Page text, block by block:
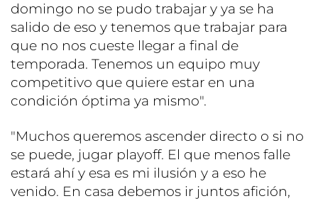
domingo no se pudo trabajar y ya se ha
salido de eso y tenemos que trabajar para
que no nos cueste llegar a final de
temporada. Tenemos un equipo muy
competitivo que quiere estar en una
condición óptima ya mismo".
"Muchos queremos ascender directo o si no
se puede, jugar playoff. El que menos falle
estará ahí y esa es mi ilusión y a eso he
venido. En casa debemos ir juntos afición,